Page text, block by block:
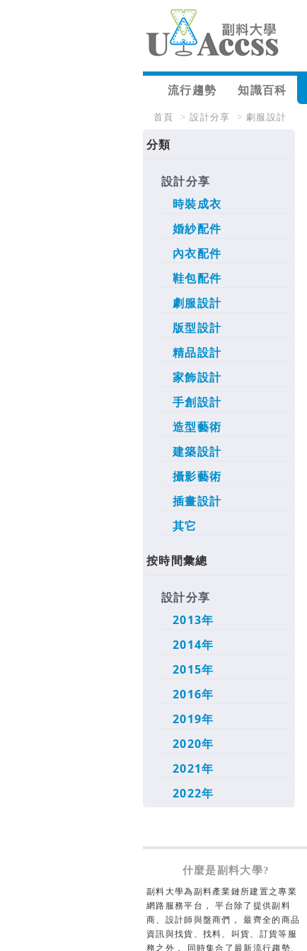
流行趨勢 知識百科
首頁 > 設計分享 > 劇服設計
分類
設計分享
時裝成衣
婚紗配件
內衣配件
鞋包配件
劇服設計
版型設計
精品設計
家飾設計
手創設計
造型藝術
建築設計
攝影藝術
插畫設計
其它
按時間彙總
設計分享
2013年
2014年
2015年
2016年
2019年
2020年
2021年
2022年
什麼是副料大學?
副料大學為副料產業鏈所建置之專業
網路服務平台， 平台除了提供副料
商、設計師與盤商們， 最齊全的商品
資訊與找貨、找料、叫貨、訂貨等服
務之外， 同時集合了最新流行趨勢、